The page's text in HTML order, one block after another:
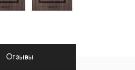
Отзывы